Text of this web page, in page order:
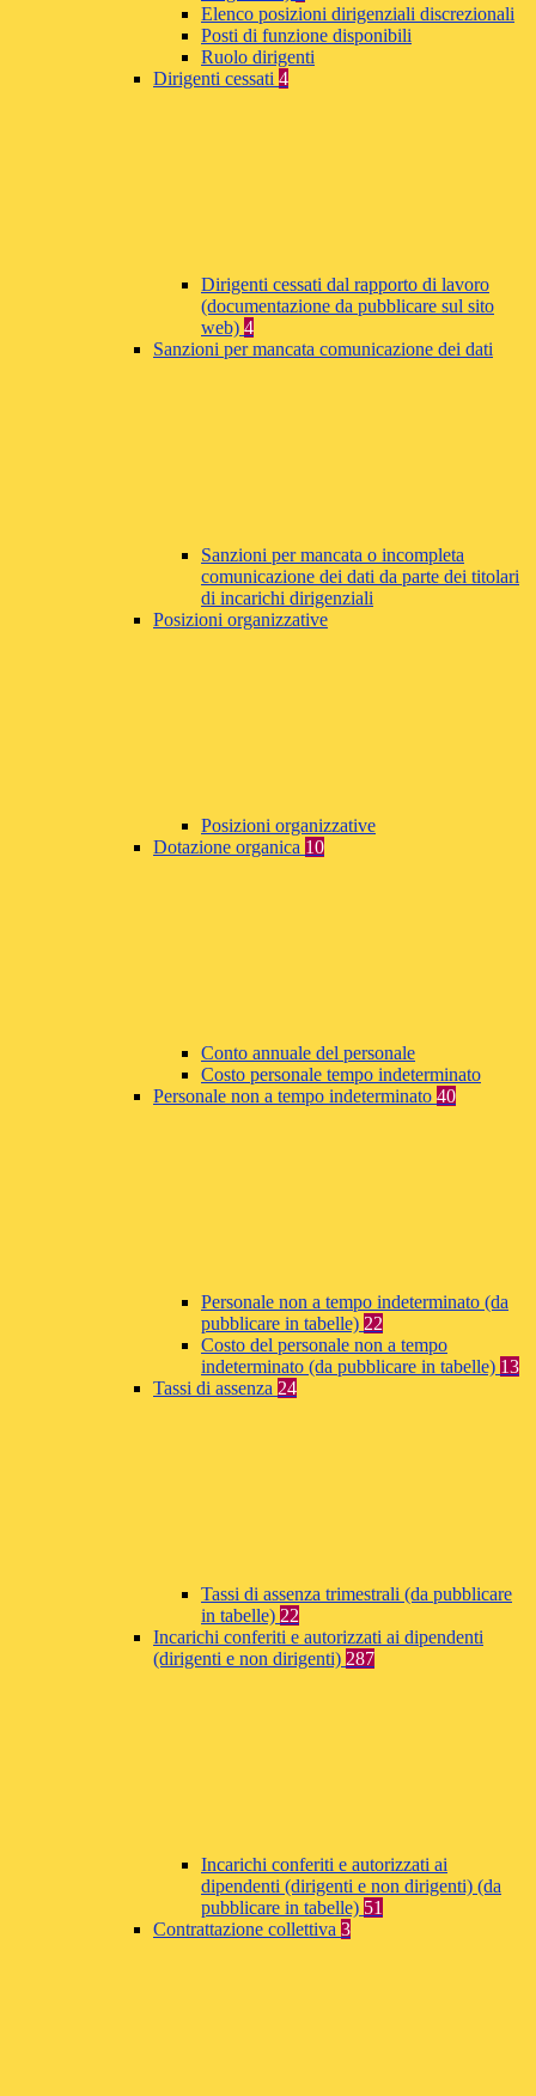
Elenco posizioni dirigenziali discrezionali
Posti di funzione disponibili
Ruolo dirigenti
Dirigenti cessati 4
Dirigenti cessati dal rapporto di lavoro
(documentazione da pubblicare sul sito
web) 4
Sanzioni per mancata comunicazione dei dati
Sanzioni per mancata o incompleta
comunicazione dei dati da parte dei titolari
di incarichi dirigenziali
Posizioni organizzative
Posizioni organizzative
Dotazione organica 10
Conto annuale del personale
Costo personale tempo indeterminato
Personale non a tempo indeterminato 40
Personale non a tempo indeterminato (da
pubblicare in tabelle) 22
Costo del personale non a tempo
indeterminato (da pubblicare in tabelle) 13
Tassi di assenza 24
Tassi di assenza trimestrali (da pubblicare
in tabelle) 22
Incarichi conferiti e autorizzati ai dipendenti
(dirigenti e non dirigenti) 287
Incarichi conferiti e autorizzati ai
dipendenti (dirigenti e non dirigenti) (da
pubblicare in tabelle) 51
Contrattazione collettiva 3